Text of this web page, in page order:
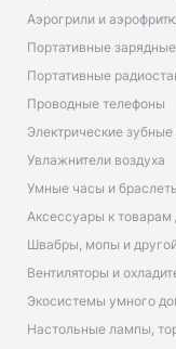
Аэрогрили и
Портативные
Портативные
Проводные телефоны
Электрические
Увлажнители воздуха
Умные часы и
Аксессуары к товарам
Швабры, мопы и
Вентиляторы и
Экосистемы умного
Настольные лампы,